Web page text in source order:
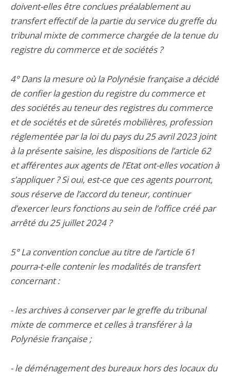
doivent-elles être conclues préalablement au
transfert effectif de la partie du service du greffe du
tribunal mixte de commerce chargée de la tenue du
registre du commerce et de sociétés ?
4° Dans la mesure où la Polynésie française a décidé
de confier la gestion du registre du commerce et
des sociétés au teneur des registres du commerce
et de sociétés et de sûretés mobilières, profession
réglementée par la loi du pays du 25 avril 2023 joint
à la présente saisine, les dispositions de l’article 62
et afférentes aux agents de l’Etat ont-elles vocation à
s’appliquer ? Si oui, est-ce que ces agents pourront,
sous réserve de l’accord du teneur, continuer
d’exercer leurs fonctions au sein de l’office créé par
arrêté du 25 juillet 2024 ?
5° La convention conclue au titre de l’article 61
pourra-t-elle contenir les modalités de transfert
concernant :
- les archives à conserver par le greffe du tribunal
mixte de commerce et celles à transférer à la
Polynésie française ;
- le déménagement des bureaux hors des locaux du